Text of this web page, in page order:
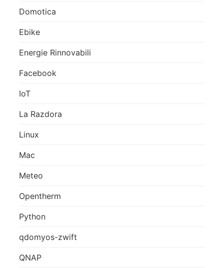
Domotica
Ebike
Energie Rinnovabili
Facebook
IoT
La Razdora
Linux
Mac
Meteo
Opentherm
Python
qdomyos-zwift
QNAP